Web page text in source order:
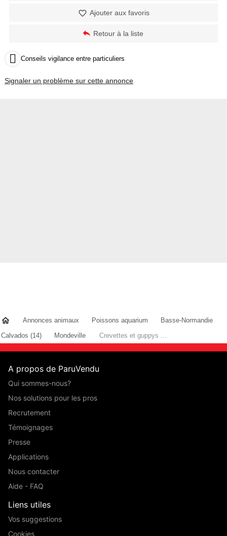
Ajouter aux favoris
Retour à la liste
 Conseils vigilance entre particuliers
Signaler un problème sur cette annonce
Annonces animaux Poissons aquarium
Basse-Normandie
Calvados (14)
Mondeville Crevettes et guppys ...
A propos de ParuVendu
Qui sommes-nous?
Nos solutions pour les pros
Recrutement
Témoignages
Presse
Applications
Nous contacter
Aide - FAQ
Liens utiles
Vos suggestions
Cookies